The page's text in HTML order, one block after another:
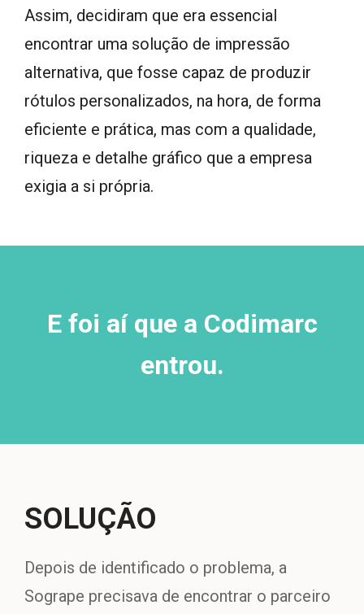
Assim, decidiram que era essencial
encontrar uma solução de impressão
alternativa, que fosse capaz de produzir
rótulos personalizados, na hora, de forma
eficiente e prática, mas com a qualidade,
riqueza e detalhe gráfico que a empresa
exigia a si própria.
E foi aí que a Codimarc
entrou.
SOLUÇÃO
Depois de identificado o problema, a
Sogrape precisava de encontrar o parceiro